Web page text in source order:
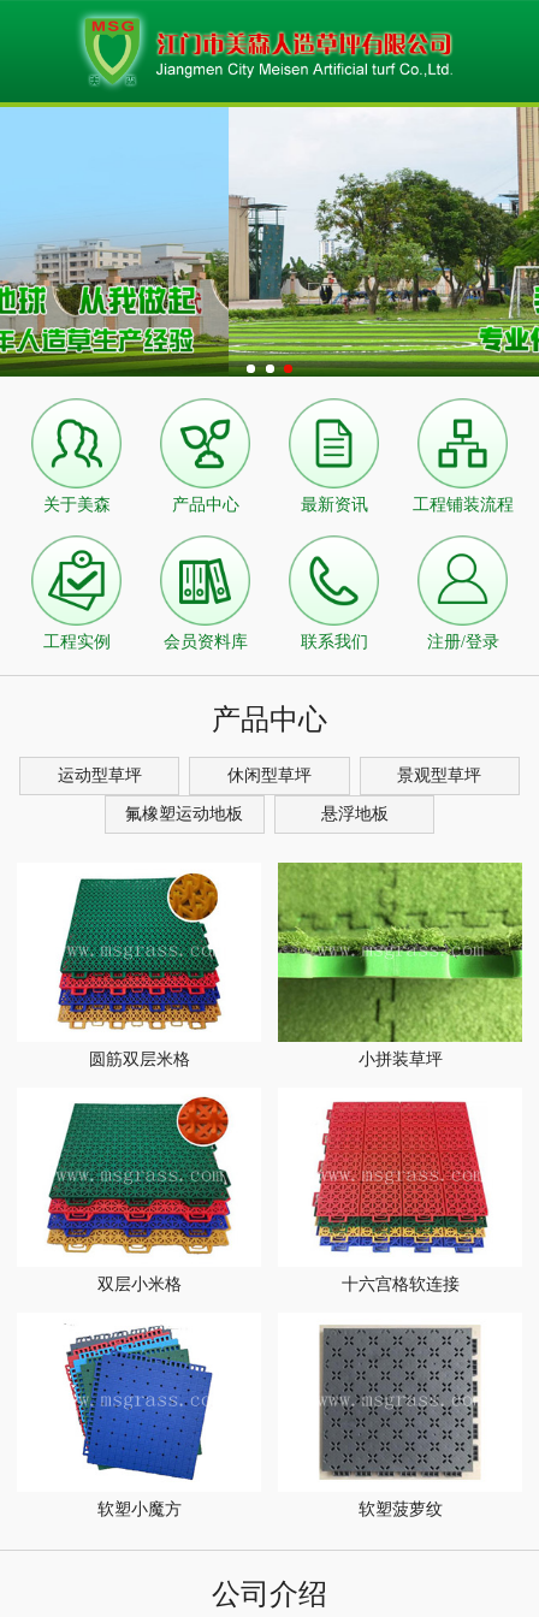
关于美森 产品中心 最新资讯 工程铺装流程
工程实例 会员资料库 联系我们 注册/登录
产品中心
运动型草坪 休闲型草坪 景观型草坪
氟橡塑运动地板 悬浮地板
圆筋双层米格 小拼装草坪
双层小米格 十六宫格软连接
软塑小魔方 软塑菠萝纹
公司介绍